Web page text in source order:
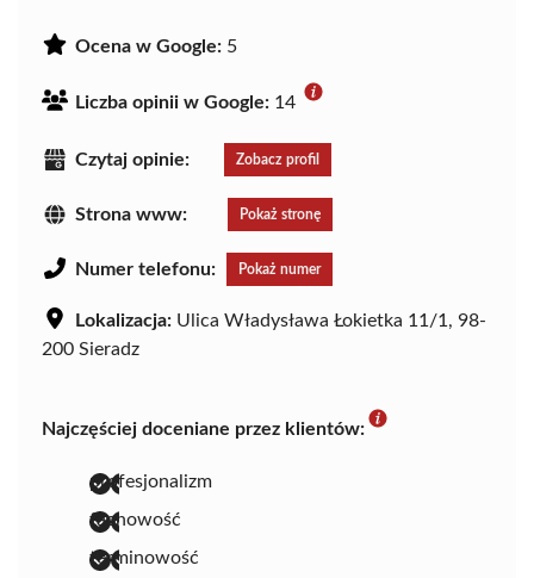
Ocena w Google: 5
Liczba opinii w Google: 14
Czytaj opinie: Zobacz profil
Strona www: Pokaż stronę
Numer telefonu: Pokaż numer
Lokalizacja: Ulica Władysława Łokietka 11/1, 98-
200 Sieradz
Najczęściej doceniane przez klientów:
profesjonalizm
fachowość
terminowość